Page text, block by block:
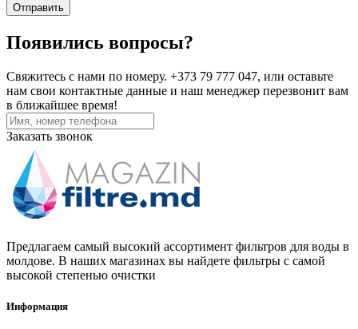
Отправить
Появились вопросы?
Свяжитесь с нами по номеру. +373 79 777 047, или оставьте
нам свои контактные данные и наш менеджер перезвонит вам
в ближайшее время!
Заказать звонок
Предлагаем самый высокий ассортимент фильтров для воды в
молдове. В наших магазинах вы найдете фильтры с самой
высокой степенью очистки
Информация